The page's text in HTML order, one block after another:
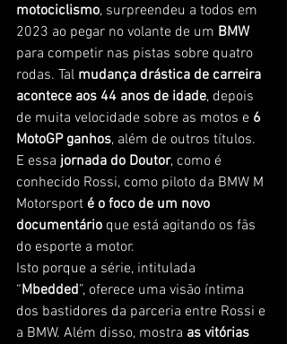
motociclismo, surpreendeu a todos em
2023 ao pegar no volante de um BMW
para competir nas pistas sobre quatro
rodas. Tal mudança drástica de carreira
acontece aos 44 anos de idade, depois
de muita velocidade sobre as motos e 6
MotoGP ganhos, além de outros títulos.
E essa jornada do Doutor, como é
conhecido Rossi, como piloto da BMW M
Motorsport é o foco de um novo
documentário que está agitando os fãs
do esporte a motor.
Isto porque a série, intitulada
“Mbedded”, oferece uma visão íntima
dos bastidores da parceria entre Rossi e
a BMW. Além disso, mostra as vitórias